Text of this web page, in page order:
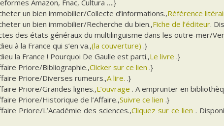
Amazon, Fnac, Cultura ….}
un bien immobilier/Collecte d’informations.,Référence
un bien immobilier/Recherche du bien.,Fiche de l’éditeur.
des états généraux du multilinguisme dans les outre-mer/
à la France qui s’en va.,(la couverture) .}
la France ! Pourquoi De Gaulle est parti.,Le livre .}
Priore/Bibliographie.,Clicker sur ce lien .}
Priore/Diverses rumeurs.,A lire. .}
Priore/Grandes lignes.,L’ouvrage . A emprunter en
Priore/Historique de l’Affaire.,Suivre ce lien .}
Priore/L’Académie des sciences.,Cliquez sur ce lien .